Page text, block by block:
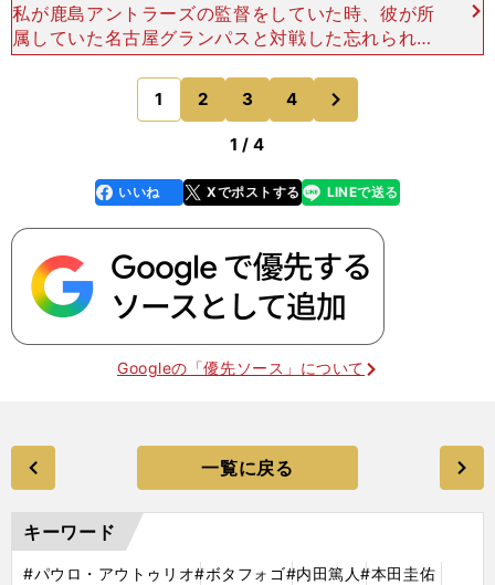
私が鹿島アントラーズの監督をしていた時、彼が所
属していた名古屋グランパスと対戦した忘れられな
い試合がある。非常に難しい試合で、たしかイエロ
ーが11枚も出されたのではなかったろうか。勝った
のはアントラー
1 2 3 4
のページへ
1 / 4
faceboo
k
いいね Xでポストする
line LINEで送る
Googleの「優先ソース」について
一覧に戻る
キーワード
#パウロ・アウトゥリオ#ボタフォゴ#内田篤人#本田圭佑